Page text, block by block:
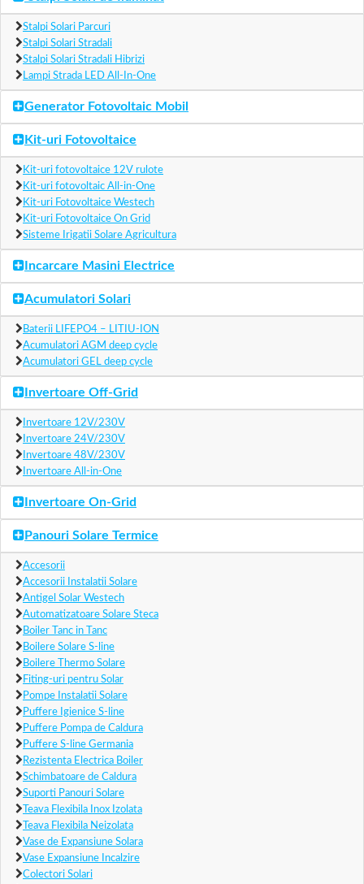
Stalpi Solari Parcuri
Stalpi Solari Stradali
Stalpi Solari Stradali Hibrizi
Lampi Strada LED All-In-One
Generator Fotovoltaic Mobil
Kit-uri Fotovoltaice
Kit-uri fotovoltaice 12V rulote
Kit-uri fotovoltaic All-in-One
Kit-uri Fotovoltaice Westech
Kit-uri Fotovoltaice On Grid
Sisteme Irigatii Solare Agricultura
Incarcare Masini Electrice
Acumulatori Solari
Baterii LIFEPO4 – LITIU-ION
Acumulatori AGM deep cycle
Acumulatori GEL deep cycle
Invertoare Off-Grid
Invertoare 12V/230V
Invertoare 24V/230V
Invertoare 48V/230V
Invertoare All-in-One
Invertoare On-Grid
Panouri Solare Termice
Accesorii
Accesorii Instalatii Solare
Antigel Solar Westech
Automatizatoare Solare Steca
Boiler Tanc in Tanc
Boilere Solare S-line
Boilere Thermo Solare
Fiting-uri pentru Solar
Pompe Instalatii Solare
Puffere Igienice S-line
Puffere Pompa de Caldura
Puffere S-line Germania
Rezistenta Electrica Boiler
Schimbatoare de Caldura
Suporti Panouri Solare
Teava Flexibila Inox Izolata
Teava Flexibila Neizolata
Vase de Expansiune Solara
Vase Expansiune Incalzire
Colectori Solari